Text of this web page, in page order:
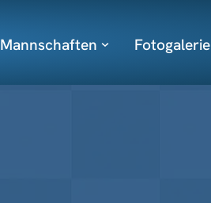
Mannschaften Fotogalerie